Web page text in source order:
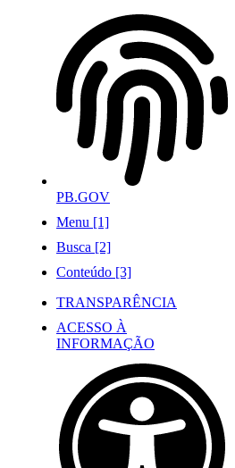
PB.GOV
Menu [1]
Busca [2]
Conteúdo [3]
TRANSPARÊNCIA
ACESSO À
INFORMAÇÃO